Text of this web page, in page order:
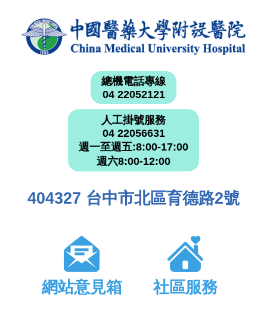
總機電話專線
04 22052121
人工掛號服務
04 22056631
週一至週五:8:00-17:00
週六8:00-12:00
404327 台中市北區育德路2號
網站意見箱 社區服務